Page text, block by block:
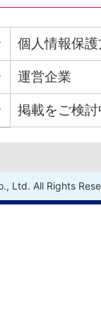
個人情報保
運営企業
掲載をご検
Ltd. All Rights